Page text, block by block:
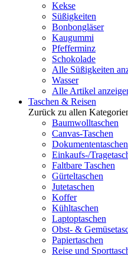
Kekse
Süßigkeiten
Bonbongläser
Kaugummi
Pfefferminz
Schokolade
Alle Süßigkeiten
Wasser
Alle Artikel
Taschen & Reisen
Zurück zu allen
Baumwolltaschen
Canvas-Taschen
Dokumententaschen
Einkaufs-/
Faltbare Taschen
Gürteltaschen
Jutetaschen
Koffer
Kühltaschen
Laptoptaschen
Obst- &
Papiertaschen
Reise und